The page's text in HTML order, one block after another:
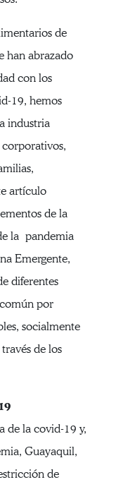
de
han abrazado
con los
19, hemos
industria
corporativos,
artículo
de la
la pandemia
Emergente,
diferentes
por
socialmente
de los
de la covid-19 y,
Guayaquil,
de